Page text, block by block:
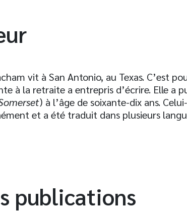
vit à San Antonio, au Texas. C’est
à la retraite a entrepris d’écrire. Elle a
) à l’âge de soixante-dix ans.
et a été traduit dans plusieurs
publications